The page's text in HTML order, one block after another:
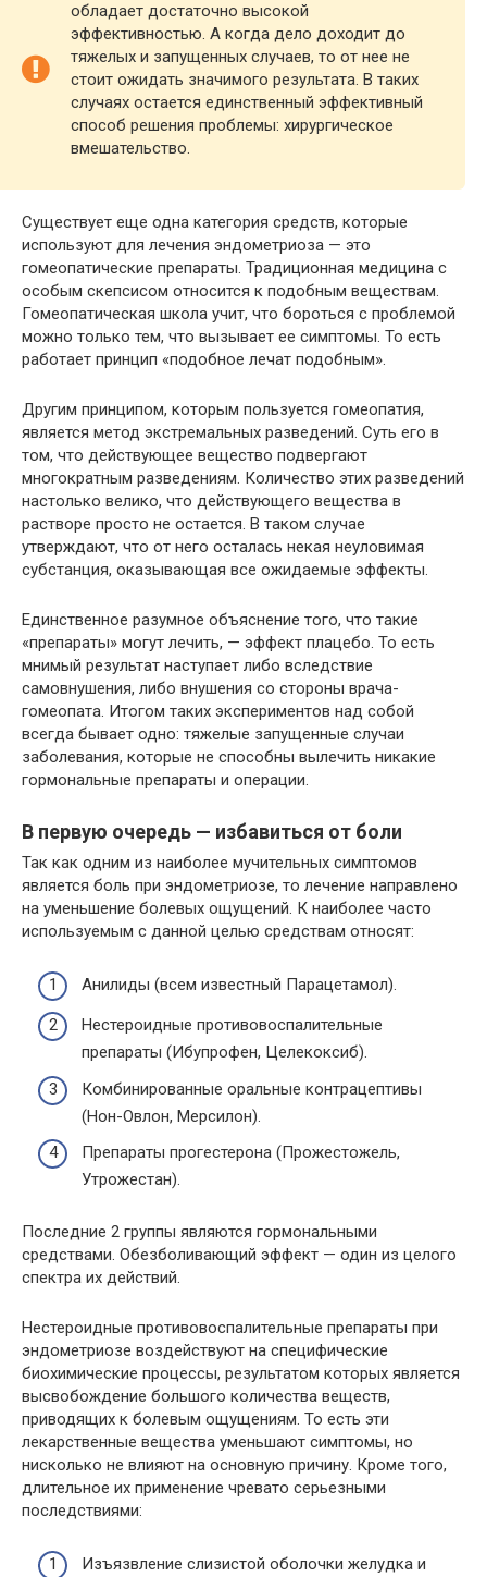
обладает достаточно высокой
эффективностью. А когда дело доходит до
тяжелых и запущенных случаев, то от нее не
стоит ожидать значимого результата. В таких
случаях остается единственный эффективный
способ решения проблемы: хирургическое
вмешательство.
Существует еще одна категория средств, которые
используют для лечения эндометриоза — это
гомеопатические препараты. Традиционная медицина с
особым скепсисом относится к подобным веществам.
Гомеопатическая школа учит, что бороться с проблемой
можно только тем, что вызывает ее симптомы. То есть
работает принцип «подобное лечат подобным».
Другим принципом, которым пользуется гомеопатия,
является метод экстремальных разведений. Суть его в
том, что действующее вещество подвергают
многократным разведениям. Количество этих разведений
настолько велико, что действующего вещества в
растворе просто не остается. В таком случае
утверждают, что от него осталась некая неуловимая
субстанция, оказывающая все ожидаемые эффекты.
Единственное разумное объяснение того, что такие
«препараты» могут лечить, — эффект плацебо. То есть
мнимый результат наступает либо вследствие
самовнушения, либо внушения со стороны врача-
гомеопата. Итогом таких экспериментов над собой
всегда бывает одно: тяжелые запущенные случаи
заболевания, которые не способны вылечить никакие
гормональные препараты и операции.
В первую очередь — избавиться от боли
Так как одним из наиболее мучительных симптомов
является боль при эндометриозе, то лечение направлено
на уменьшение болевых ощущений. К наиболее часто
используемым с данной целью средствам относят:
Анилиды (всем известный Парацетамол).
Нестероидные противовоспалительные
препараты (Ибупрофен, Целекоксиб).
Комбинированные оральные контрацептивы
(Нон-Овлон, Мерсилон).
Препараты прогестерона (Прожестожель,
Утрожестан).
Последние 2 группы являются гормональными
средствами. Обезболивающий эффект — один из целого
спектра их действий.
Нестероидные противовоспалительные препараты при
эндометриозе воздействуют на специфические
биохимические процессы, результатом которых является
высвобождение большого количества веществ,
приводящих к болевым ощущениям. То есть эти
лекарственные вещества уменьшают симптомы, но
нисколько не влияют на основную причину. Кроме того,
длительное их применение чревато серьезными
последствиями:
Изъязвление слизистой оболочки желудка и